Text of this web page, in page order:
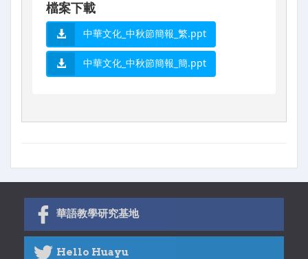
檔案下載
中華文化_中秋節簡報_繁.ppt
中華文化_中秋節簡報_簡.ppt
華語教學研究基地
Hello Huayu